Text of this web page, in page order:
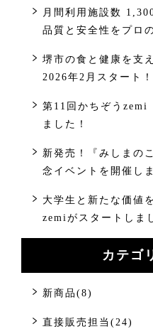
月間利用施設数
品質と安全性をプロ
堺市の食と健康を支
2026年2月スタート！
第11回かちぞう
ました！
新発売！『みしまの
念イベントを開催し
大学生と新たな価値
zemiがスタートしま
カテゴ
新商品(8)
直接販売担当(24)